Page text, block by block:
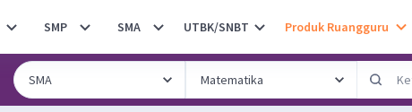
SMP SMA UTBK/SNBT Produk Ruangguru